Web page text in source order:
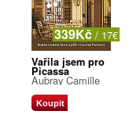
339Kč / 17€
Vařila jsem pro
Picassa
Aubray Camille
Koupit